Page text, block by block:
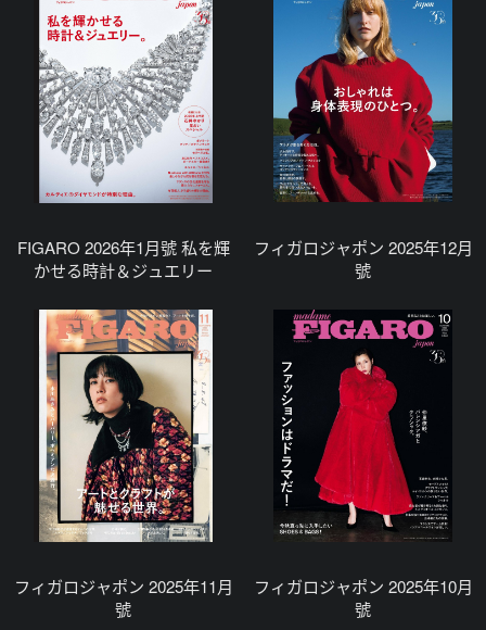
FIGARO 2026年1月號 私を輝
かせる時計＆ジュエリー
フィガロジャポン 2025年12月
號
フィガロジャポン 2025年11月
號
フィガロジャポン 2025年10月
號